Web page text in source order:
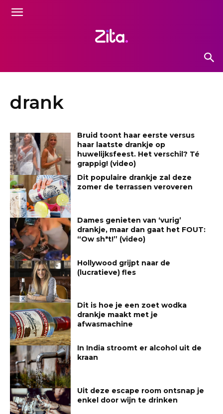
drank
Bruid toont haar eerste versus
haar laatste drankje op
huwelijksfeest. Het verschil? Té
grappig! (video)
Dit populaire drankje zal deze
zomer de terrassen veroveren
Dames genieten van ‘vurig’
drankje, maar dan gaat het FOUT:
“Ow sh*t!” (video)
Hollywood grijpt naar de
(lucratieve) fles
Dit is hoe je een zoet wodka
drankje maakt met je
afwasmachine
In India stroomt er alcohol uit de
kraan
Uit deze escape room ontsnap je
enkel door wijn te drinken